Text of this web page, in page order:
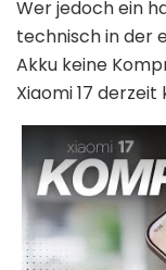
Wer jedoch ein
technisch in der
Akku keine
Xiaomi 17